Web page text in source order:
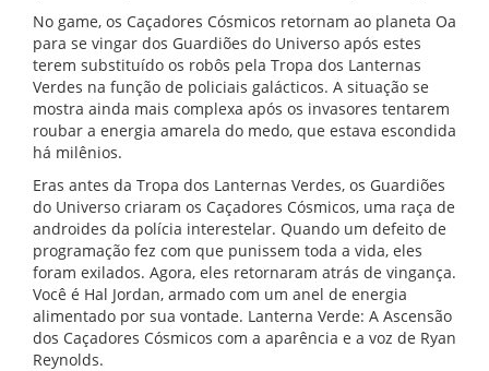
No game, os Caçadores Cósmicos retornam ao planeta Oa
para se vingar dos Guardiões do Universo após estes
terem substituído os robôs pela Tropa dos Lanternas
Verdes na função de policiais galácticos. A situação se
mostra ainda mais complexa após os invasores tentarem
roubar a energia amarela do medo, que estava escondida
há milênios.
Eras antes da Tropa dos Lanternas Verdes, os Guardiões
do Universo criaram os Caçadores Cósmicos, uma raça de
androides da polícia interestelar. Quando um defeito de
programação fez com que punissem toda a vida, eles
foram exilados. Agora, eles retornaram atrás de vingança.
Você é Hal Jordan, armado com um anel de energia
alimentado por sua vontade. Lanterna Verde: A Ascensão
dos Caçadores Cósmicos com a aparência e a voz de Ryan
Reynolds.